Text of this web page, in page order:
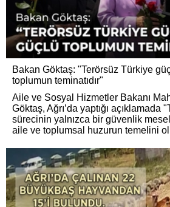
Bakan Göktaş: "Terörsüz Türkiye
toplumun teminatıdır"
Aile ve Sosyal Hizmetler Bakanı
Göktaş, Ağrı’da yaptığı açıklamada
sürecinin yalnızca bir güvenlik
aile ve toplumsal huzurun temelini